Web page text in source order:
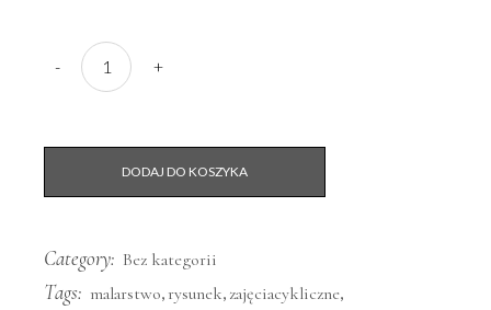
RYSUNEK, MALARSTWO dla młodzieży i dorosłych -
-
+
DODAJ DO KOSZYKA
Category: Bez kategorii
Tags: malarstwo, rysunek, zajęciacykliczne,